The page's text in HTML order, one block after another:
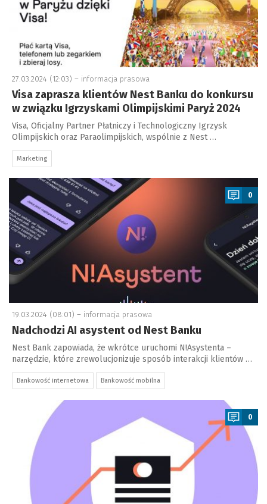
27.03.2024 (12:03) – informacja prasowa
Visa zaprasza klientów Nest Banku do konkursu
w związku Igrzyskami Olimpijskimi Paryż 2024
Visa, Oficjalny Partner Płatniczy i Technologiczny Igrzysk
Olimpijskich oraz Paraolimpijskich, wspólnie z Nest …
Marketing
a
0
19.03.2024 (08:01) – informacja prasowa
Nadchodzi AI asystent od Nest Banku
Nest Bank zapowiada, że wkrótce uruchomi N!Asystenta –
narzędzie, które zrewolucjonizuje sposób interakcji klientów …
Bankowość internetowa Bankowość mobilna
0